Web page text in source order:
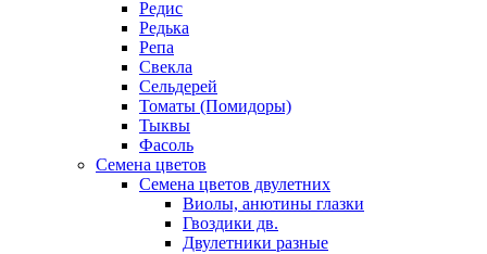
Редис
Редька
Репа
Свекла
Сельдерей
Томаты (Помидоры)
Тыквы
Фасоль
Семена цветов
Семена цветов двулетних
Виолы, анютины глазки
Гвоздики дв.
Двулетники разные